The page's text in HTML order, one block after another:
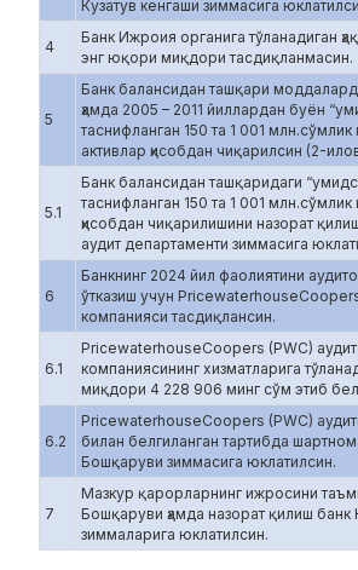
Кузатув кенгаши зиммасига
4
Банк Ижроия органига тўланадиган
энг юқори миқдори тасдиқланмасин.
5
Банк балансидан ташқари
ҳамда 2005 – 2011 йиллардан буён
таснифланган 150 та 1 001
активлар ҳисобдан чиқарилсин (2-
5.1
Банк балансидан ташқаридаги
таснифланган 150 та 1 001 млн.сўмлик
ҳисобдан чиқарилишини назорат
аудит департаменти зиммасига
6
Банкнинг 2024 йил фаолиятини
ўтказиш учун
компанияси тасдиқлансин.
6.1
PricewaterhouseCoopers (PWC)
компаниясининг хизматларига
миқдори 4 228 906 минг сўм этиб
6.2
PricewaterhouseCoopers (PWC)
билан белгиланган тартибда
Бошқаруви зиммасига юклатилсин.
7
Мазкур қарорларнинг ижросини
Бошқаруви ҳамда назорат қилиш банк
зиммаларига юклатилсин.